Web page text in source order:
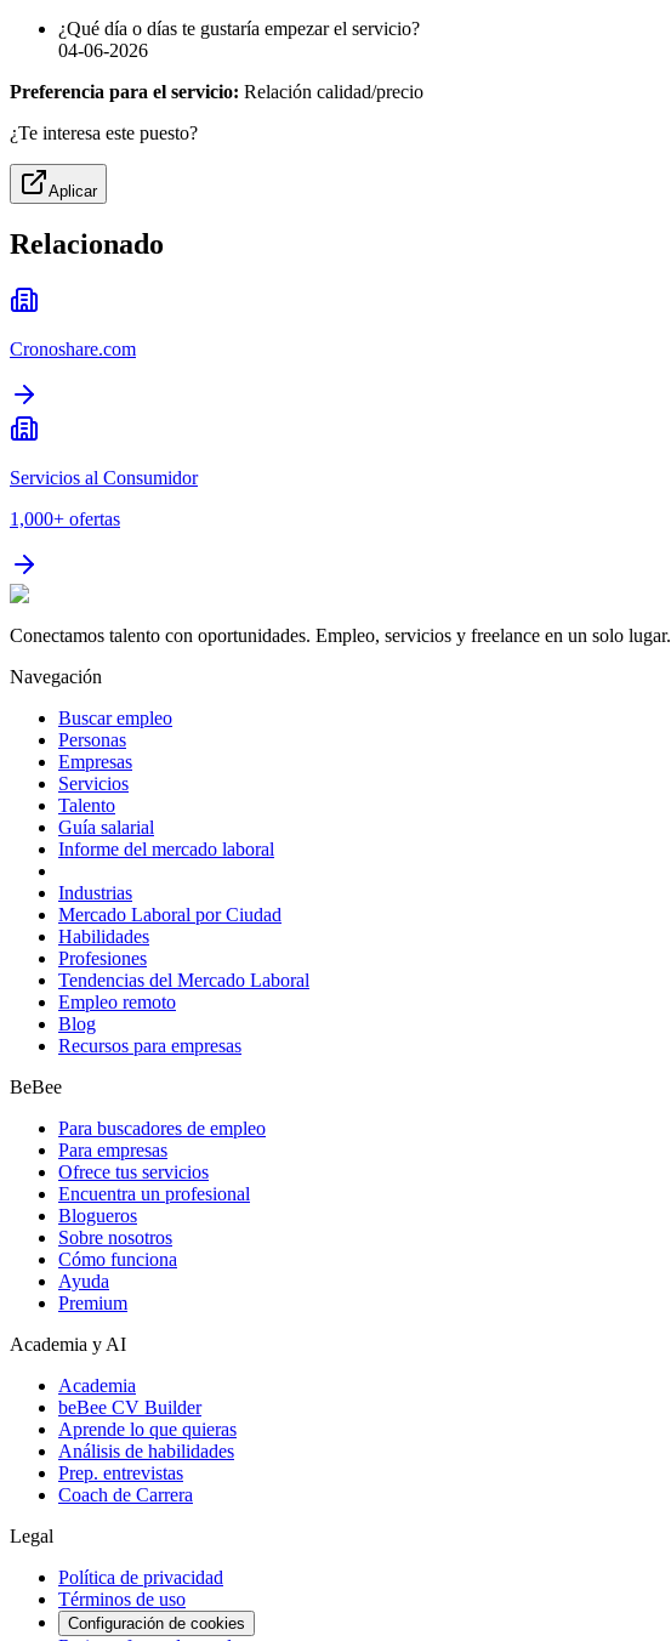
¿Qué día o días te gustaría empezar el servicio?
04-06-2026
Preferencia para el servicio: Relación calidad/precio
¿Te interesa este puesto?
Aplicar
Relacionado
Cronoshare.com
Servicios al Consumidor
1,000+ ofertas
Conectamos talento con oportunidades. Empleo, servicios y freelance en un solo lugar.
Navegación
Buscar empleo
Personas
Empresas
Servicios
Talento
Guía salarial
Informe del mercado laboral
Industrias
Mercado Laboral por Ciudad
Habilidades
Profesiones
Tendencias del Mercado Laboral
Empleo remoto
Blog
Recursos para empresas
BeBee
Para buscadores de empleo
Para empresas
Ofrece tus servicios
Encuentra un profesional
Blogueros
Sobre nosotros
Cómo funciona
Ayuda
Premium
Academia y AI
Academia
beBee CV Builder
Aprende lo que quieras
Análisis de habilidades
Prep. entrevistas
Coach de Carrera
Legal
Política de privacidad
Términos de uso
Configuración de cookies